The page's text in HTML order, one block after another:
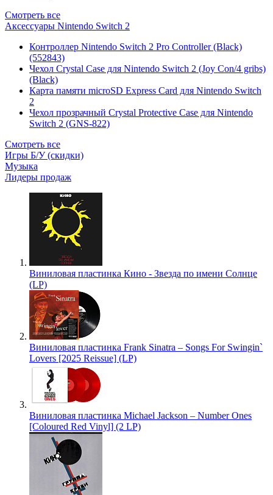
Смотреть все
Аксессуары Nintendo Switch 2
Контроллер Nintendo Switch 2 Pro Controller (Black)
(552843)
Чехол Сrystal Сase для Nintendo Switch 2 (Joy Con/4 gribs)
(Black)
Карта памяти microSD Express Card для Nintendo Switch
2
Чехол прозрачный Crystal Protective Case для Nintendo
Switch 2 (GNS-822)
Смотреть все
Игры Б/У (скидки)
Музыка
Лидеры продаж
Виниловая пластинка Кино - Звезда по имени Солнце
(LP)
Виниловая пластинка Frank Sinatra – Songs For Swingin`
Lovers [2025 Reissue] (LP)
Виниловая пластинка Michael Jackson – Number Ones
[Coloured Red Vinyl] (2 LP)